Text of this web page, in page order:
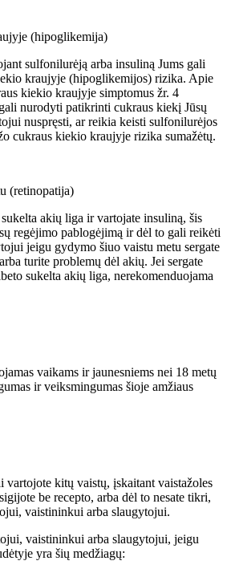
(hipoglikemija)
sulfonilurėją arba insuliną Jums gali
kraujyje (hipoglikemijos) rizika. Apie
kiekio kraujyje simptomus žr. 4
nurodyti patikrinti cukraus kiekį Jūsų
nuspręsti, ar reikia keisti sulfonilurėjos
cukraus kiekio kraujyje rizika sumažėtų.
(retinopatija)
sukelta akių liga ir vartojate insuliną, šis
regėjimo pablogėjimą ir dėl to gali reikėti
jeigu gydymo šiuo vaistu metu sergate
turite problemų dėl akių. Jei sergate
sukelta akių liga, nerekomenduojama
vaikams ir jaunesniems nei 18 metų
ir veiksmingumas šioje amžiaus
vartojote kitų vaistų, įskaitant vaistažoles
be recepto, arba dėl to nesate tikri,
vaistininkui arba slaugytojui.
vaistininkui arba slaugytojui, jeigu
yra šių medžiagų: